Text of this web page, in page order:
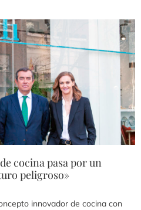
cocina pasa por un
peligroso»
innovador de cocina con